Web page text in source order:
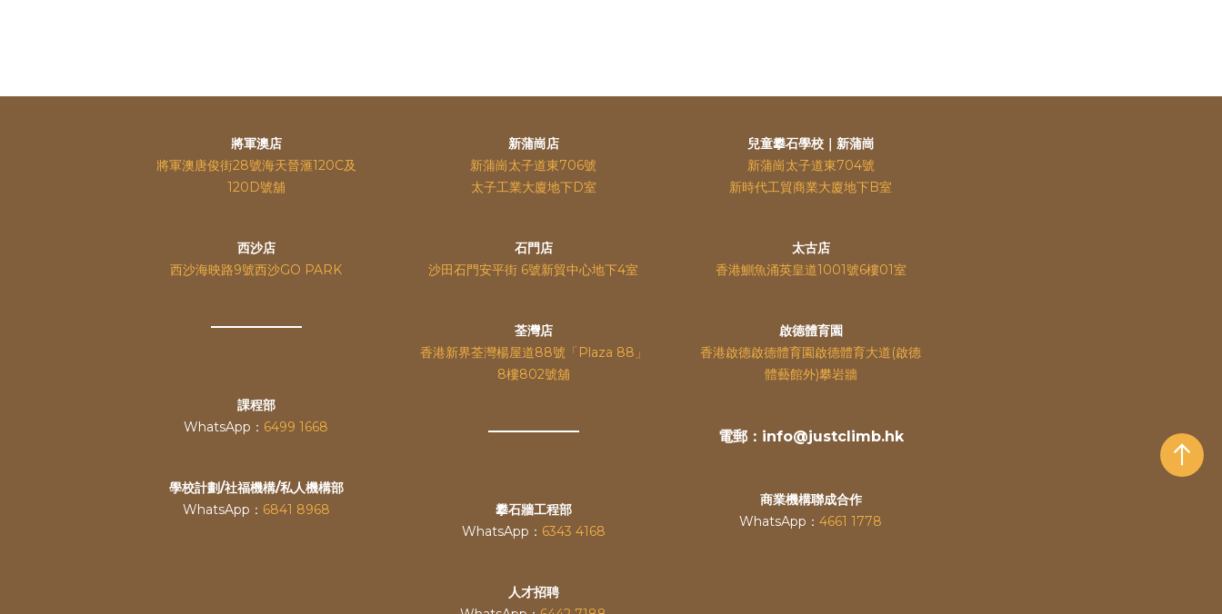
將軍澳店
將軍澳唐俊街28號海天晉滙120C及
120D號舖
西沙店
西沙海映路9號西沙GO PARK
課程部
WhatsApp： 6499 1668
學校計劃/社福機構/私人機構部
WhatsApp： 6841 8968
新蒲崗店
新蒲崗太子道東706號
太子工業大廈地下D室
石門店
沙田石門安平街 6號新貿中心地下4室
荃灣店
香港新界荃灣楊屋道88號「Plaza 88」
8樓802號舖
攀石牆工程部
WhatsApp： 6343 4168
人才招聘
兒童攀石學校｜新蒲崗
新蒲崗太子道東704號
新時代工貿商業大廈地下B室
太古店
香港鰂魚涌英皇道1001號6樓01室
啟德體育園
香港啟德啟德體育園啟德體育大道(啟德
體藝館外)攀岩牆
電郵：info@justclimb.hk
商業機構聯成合作
WhatsApp：4661 1778